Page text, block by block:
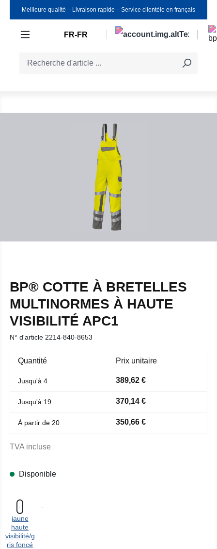
Passer au contenu principal
Meilleure qualité ‒ Livraison rapide ‒ Service clientèle en français
FR-FR
BP® COTTE À BRETELLES
MULTINORMES À HAUTE
VISIBILITÉ APC1
N° d'article 2214-840-8653
Quantité Prix unitaire
Jusqu'à 4 389,62 €
Jusqu'à 19 370,14 €
À partir de 20 350,66 €
TVA incluse
Disponible
jaune
haute
visibilité/g
ris foncé